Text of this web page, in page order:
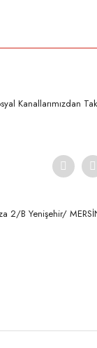
Kanallarımızdan
ㅤㅤㅤㅤㅤㅤㅤㅤㅤㅤㅤㅤㅤㅤㅤㅤㅤㅤ ㅤㅤㅤㅤㅤㅤㅤ